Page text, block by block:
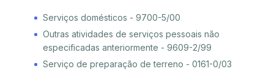
Serviços domésticos - 9700-5/00
Outras atividades de serviços pessoais não
especificadas anteriormente - 9609-2/99
Serviço de preparação de terreno - 0161-0/03